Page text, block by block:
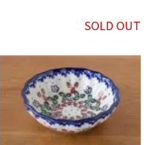
SOLD OUT